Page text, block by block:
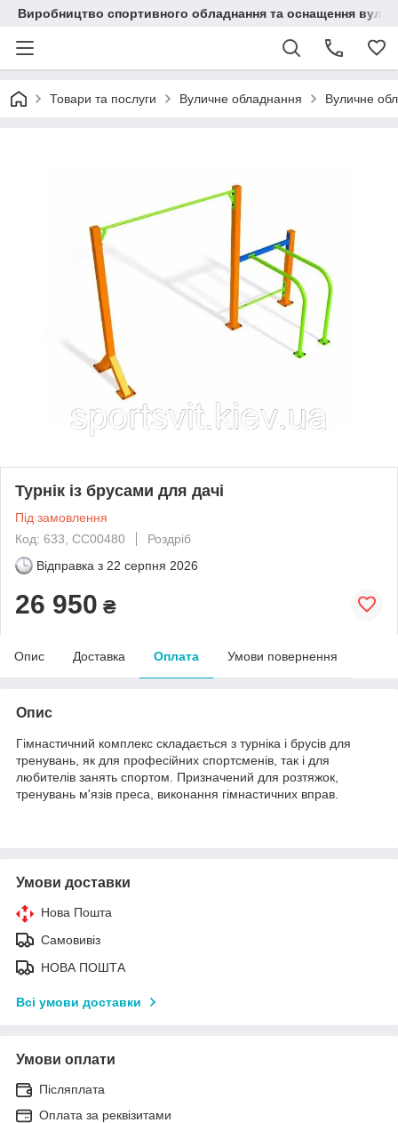
Виробництво спортивного обладнання та оснащення
Товари та послуги Вуличне обладнання Вуличне
Турнік із брусами для дачі
Під замовлення
Код: 633, CC00480
Роздріб
Відправка з 22 серпня 2026
26 950 ₴
Опис Доставка Оплата Умови повернення
Опис
Гімнастичний комплекс складається з турніка і брусів для
тренувань, як для професійних спортсменів, так і для
любителів занять спортом. Призначений для розтяжок,
тренувань м'язів преса, виконання гімнастичних вправ.
Умови доставки
Нова Пошта
Самовивіз
НОВА ПОШТА
Всі умови доставки
Умови оплати
Післяплата
Оплата за реквізитами